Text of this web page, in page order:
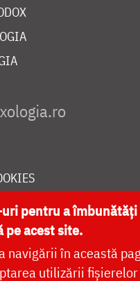
PENTRU CATEDRALA
uri pentru a
pe acest site.
navigării în această
utilizării